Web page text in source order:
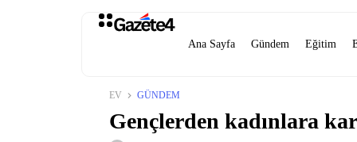
Ana Sayfa Gündem Eğitim
EV GÜNDEM
Gençlerden kadınlara